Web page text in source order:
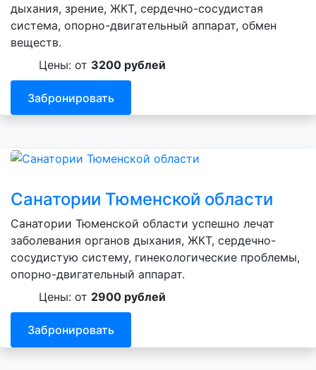
дыхания, зрение, ЖКТ, сердечно-сосудистая
система, опорно-двигательный аппарат, обмен
веществ.
Цены: от 3200 рублей
Забронировать
Санатории Тюменской области
Санатории Тюменской области успешно лечат
заболевания органов дыхания, ЖКТ, сердечно-
сосудистую систему, гинекологические проблемы,
опорно-двигательный аппарат.
Цены: от 2900 рублей
Забронировать